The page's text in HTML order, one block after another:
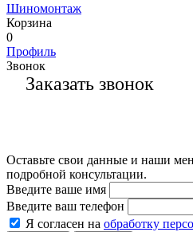
Шиномонтаж
Корзина
0
Профиль
Звонок
Заказать звонок
Оставьте свои данные и наши
подробной консультации.
Введите ваше имя
Введите ваш телефон
Я согласен на обработку